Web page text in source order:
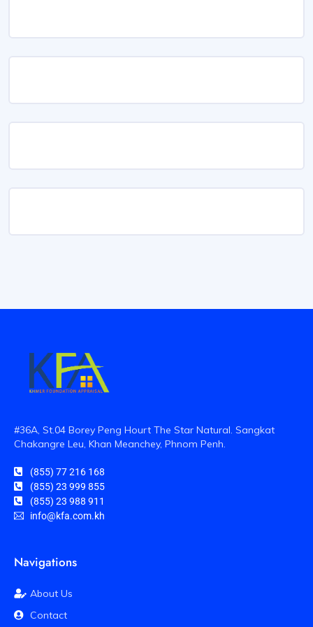
#36A, St.04 Borey Peng Hourt The Star Natural. Sangkat
Chakangre Leu, Khan Meanchey, Phnom Penh.
(855) 77 216 168
(855) 23 999 855
(855) 23 988 911
info@kfa.com.kh
Navigations
About Us
Contact